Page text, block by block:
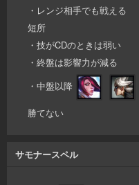
・レンジ相手でも戦える
短所
・技がCDのときは弱い
・終盤は影響力が減る
・中盤以降
勝てない
サモナースペル